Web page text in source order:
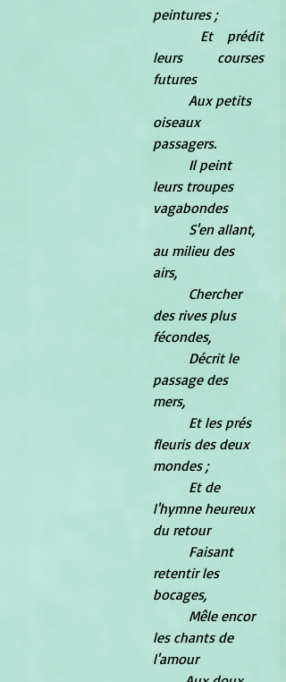
peintures ;
leurs courses
futures
oiseaux
passagers.
leurs troupes
vagabondes
au milieu des
airs,
des rives plus
fécondes,
passage des
mers,
fleuris des deux
mondes ;
l'hymne heureux
du retour
retentir les
bocages,
les chants de
l'amour